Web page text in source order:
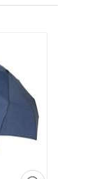
度が長持ち
ロゴが映え
愛用される